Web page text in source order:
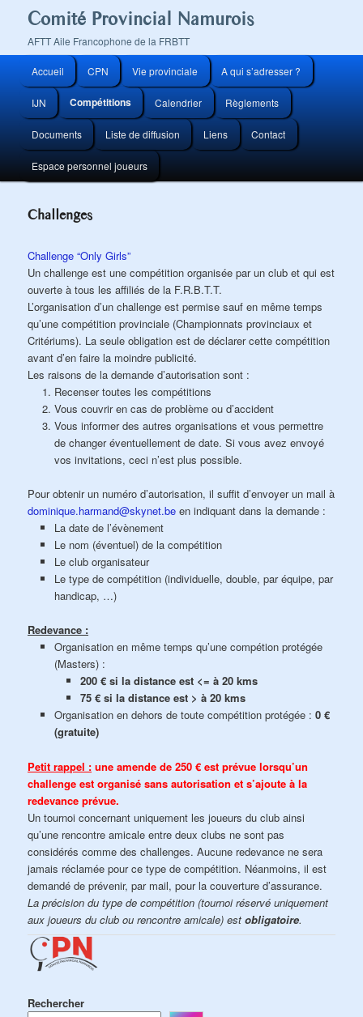
Comité Provincial Namurois
AFTT Aile Francophone de la FRBTT
principal
Aller
au
contenu
principal
Accueil CPN Vie provinciale A qui s’adresser ?
IJN Compétitions Calendrier Règlements
Documents Liste de diffusion Liens Contact
Espace personnel joueurs
Challenges
Challenge “Only Girls”
Un challenge est une compétition organisée par un club et qui est
ouverte à tous les affiliés de la F.R.B.T.T.
L’organisation d’un challenge est permise sauf en même temps
qu’une compétition provinciale (Championnats provinciaux et
Critériums). La seule obligation est de déclarer cette compétition
avant d’en faire la moindre publicité.
Les raisons de la demande d’autorisation sont :
Recenser toutes les compétitions
Vous couvrir en cas de problème ou d’accident
Vous informer des autres organisations et vous permettre
de changer éventuellement de date. Si vous avez envoyé
vos invitations, ceci n’est plus possible.
Pour obtenir un numéro d’autorisation, il suffit d’envoyer un mail à
dominique.harmand@skynet.be en indiquant dans la demande :
La date de l’évènement
Le nom (éventuel) de la compétition
Le club organisateur
Le type de compétition (individuelle, double, par équipe, par
handicap, …)
Redevance :
Organisation en même temps qu’une compétion protégée
(Masters) :
200 € si la distance est <= à 20 kms
75 € si la distance est > à 20 kms
Organisation en dehors de toute compétition protégée : 0 €
(gratuite)
Petit rappel : une amende de 250 € est prévue lorsqu’un
challenge est organisé sans autorisation et s’ajoute à la
redevance prévue.
Un tournoi concernant uniquement les joueurs du club ainsi
qu’une rencontre amicale entre deux clubs ne sont pas
considérés comme des challenges. Aucune redevance ne sera
jamais réclamée pour ce type de compétition. Néanmoins, il est
demandé de prévenir, par mail, pour la couverture d’assurance.
La précision du type de compétition (tournoi réservé uniquement
aux joueurs du club ou rencontre amicale) est obligatoire.
Rechercher